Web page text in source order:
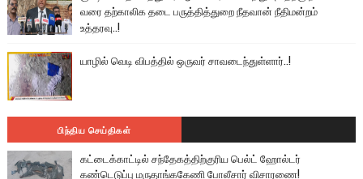
வரை தற்காலிக தடை பருத்தித்துறை நீதவான் நீதிமன்றம்
உத்தரவு..!
யாழில் வெடி விபத்தில் ஒருவர் சாவடைந்துள்ளார்..!
பிந்திய செய்திகள்
கட்டைக்காட்டில் சந்தேகத்திற்குரிய பெல்ட் ஹோல்டர்
கண்டெடுப்பு மருதாங்ககேணி போலீசார் விசாரணை!